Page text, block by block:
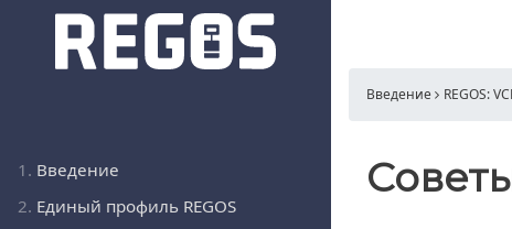
1. Введение
2. Единый профиль REGOS
Введение REGOS: